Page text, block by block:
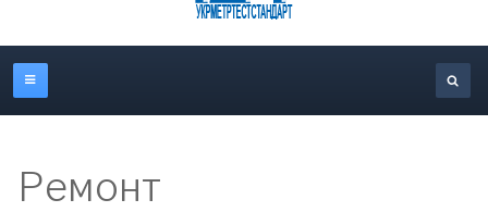
Ремонт